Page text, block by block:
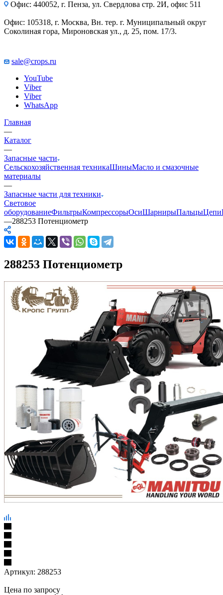
Офис: 440052, г. Пенза, ул. Свердлова стр. 2И, офис 511
Офис: 105318, г. Москва, Вн. тер. г. Муниципальный округ
Соколиная гора, Мироновская ул., д. 25, пом. 17/3.
sale@crops.ru
YouTube
Viber
Viber
WhatsApp
Главная
—
Каталог
—
Запасные части
Сельскохозяйственная техникаШиныМасло и смазочные
материалы
—
Запасные части для техники
Световое
оборудованиеФильтрыКомпрессорыОсиШарнирыПальцыЦепи
—288253 Потенциометр
288253 Потенциометр
Артикул: 288253
Цена по запросу